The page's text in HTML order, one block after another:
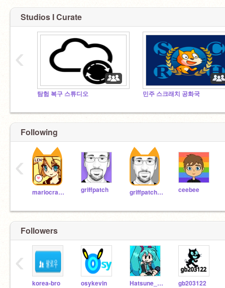
Studios I Curate
탐험 복구 스튜디오 민주 스크래치 공화국
‹
Following
mariocrafter griffpatch griffpatch_tutor ceebee
‹
Followers
korea-bro osykevin Hatsune_miku_fnf gb203122
‹